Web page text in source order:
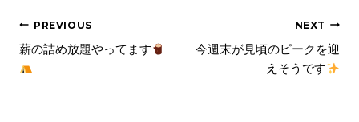
PREVIOUS
薪の詰め放題やってます
NEXT
今週末が見頃のピークを迎
えそうです